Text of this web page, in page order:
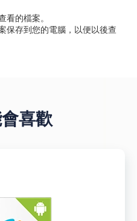
看的檔案。
保存到您的電腦，以便以後查
喜歡